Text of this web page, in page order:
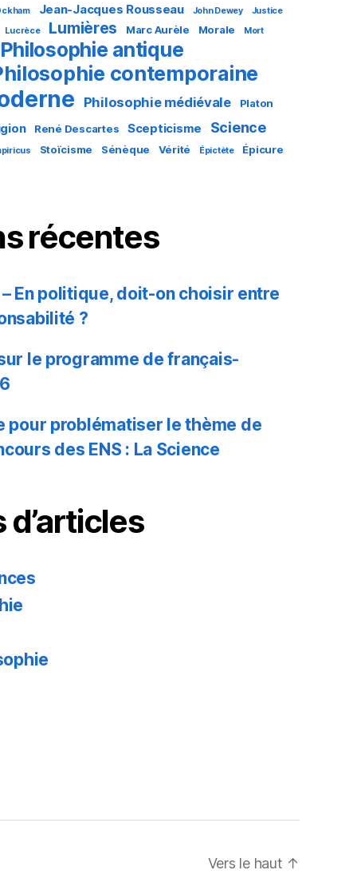
Jean-Jacques Rousseau John Dewey
Justice
Lucrèce Lumières Marc Aurèle Morale Mort
Philosophie antique
contemporaine
Philosophie médiévale Platon
René Descartes Scepticisme Science
Stoïcisme Sénèque Vérité Épictète Épicure
récentes
En politique, doit-on choisir entre
?
le programme de français-
pour problématiser le thème de
des ENS : La Science
Vers le haut ↑